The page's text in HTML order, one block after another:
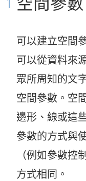
可以建立空間
可以從資料來
眾所周知的文
空間參數。空
邊形、線或這
參數的方式與
（例如參數控
方式相同。